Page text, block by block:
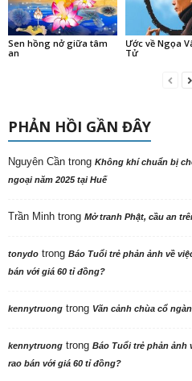
Sen hồng nở giữa tâm
an
Ước về Ngọa
Tử
PHẢN HỒI GẦN ĐÂY
Nguyên Cần trong Không khí chuẩn bị
ngoại năm 2025 tại Huế
Trần Minh trong Mở tranh Phật, cầu an
tonydo trong Báo Tuổi trẻ phản ảnh về
bán với giá 60 tỉ đồng?
kennytruong trong Vãn cảnh chùa cổ
kennytruong trong Báo Tuổi trẻ phản ảnh
rao bán với giá 60 tỉ đồng?